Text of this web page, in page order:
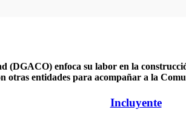
(DGACO) enfoca su labor en la
otras entidades para acompañar a la
Incluyente